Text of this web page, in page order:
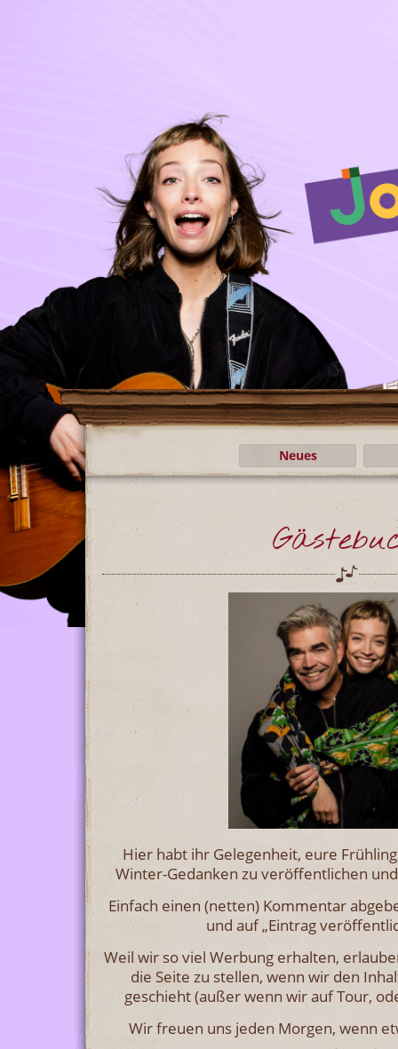
Neues
Hier habt ihr Gelegenheit, eure
Winter-Gedanken zu veröffentlichen
Einfach einen (netten) Kommentar
und auf „Eintrag
Weil wir so viel Werbung erhalten,
die Seite zu stellen, wenn wir den
geschieht (außer wenn wir auf Tour,
Wir freuen uns jeden Morgen, wenn